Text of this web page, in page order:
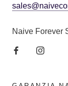
Naive Forever